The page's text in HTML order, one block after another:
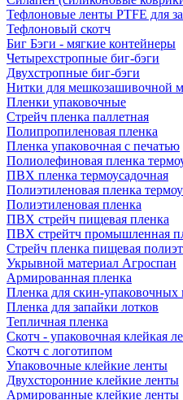
Тефлоновые ленты PTFE для
Тефлоновый скотч
Биг Бэги - мягкие контейнеры
Четырехстропные биг-бэги
Двухстропные биг-бэги
Нитки для мешкозашивочной
Пленки упаковочные
Стрейч пленка паллетная
Полипропиленовая пленка
Пленка упаковочная с печатью
Полиолефиновая пленка
ПВХ пленка термоусадочная
Полиэтиленовая пленка
Полиэтиленовая пленка
ПВХ стрейч пищевая пленка
ПВХ стрейтч промышленная
Стрейч пленка пищевая
Укрывной материал Агроспан
Армированная пленка
Пленка для скин-
Пленка для запайки лотков
Тепличная пленка
Скотч - упаковочная клейкая
Скотч с логотипом
Упаковочные клейкие ленты
Двухсторонние клейкие ленты
Армированные клейкие ленты